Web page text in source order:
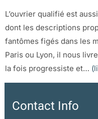
L’ouvrier qualifié est
dont les descriptions
fantômes figés dans les
Paris ou Lyon, il nous
la fois progressiste et…
Contact Info